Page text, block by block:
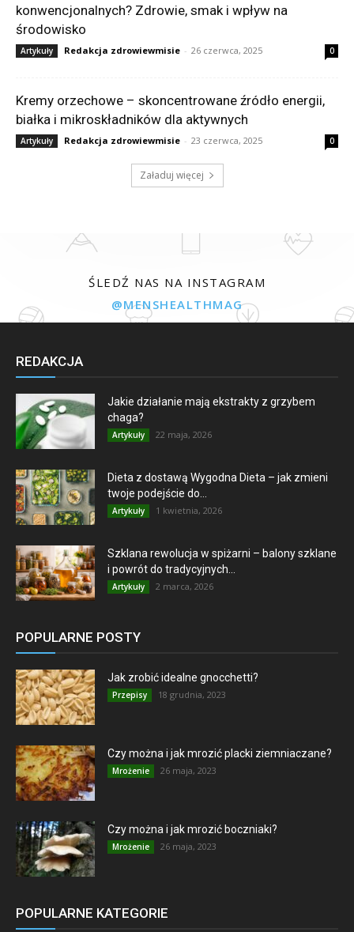
konwencjonalnych? Zdrowie, smak i wpływ na
środowisko
Artykuły Redakcja zdrowiewmisie - 26 czerwca, 2025 0
Kremy orzechowe – skoncentrowane źródło energii,
białka i mikroskładników dla aktywnych
Artykuły Redakcja zdrowiewmisie - 23 czerwca, 2025 0
Załaduj więcej
ŚLEDŹ NAS NA INSTAGRAM
@MENSHEALTHMAG
REDAKCJA
Jakie działanie mają ekstrakty z grzybem
chaga?
Artykuły 22 maja, 2026
Dieta z dostawą Wygodna Dieta – jak zmieni
twoje podejście do...
Artykuły 1 kwietnia, 2026
Szklana rewolucja w spiżarni – balony szklane
i powrót do tradycyjnych...
Artykuły 2 marca, 2026
POPULARNE POSTY
Jak zrobić idealne gnocchetti?
Przepisy 18 grudnia, 2023
Czy można i jak mrozić placki ziemniaczane?
Mrożenie 26 maja, 2023
Czy można i jak mrozić boczniaki?
Mrożenie 26 maja, 2023
POPULARNE KATEGORIE